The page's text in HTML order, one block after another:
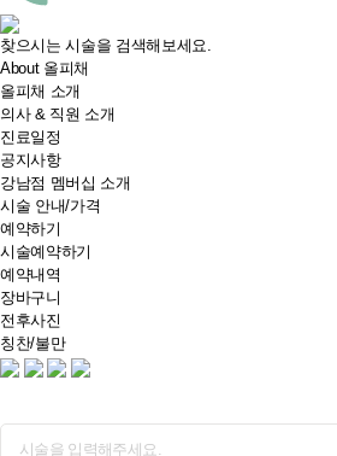
찾으시는 시술을 검색해보세요.
About 올피채
올피채 소개
의사 & 직원 소개
진료일정
공지사항
강남점 멤버십 소개
시술 안내/가격
예약하기
시술예약하기
예약내역
장바구니
전후사진
칭찬/불만